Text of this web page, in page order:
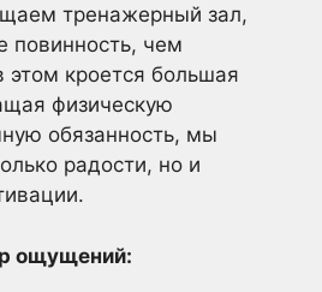
тренажерный зал,
повинность, чем
этом кроется большая
физическую
обязанность, мы
радости, но и
ощущений: